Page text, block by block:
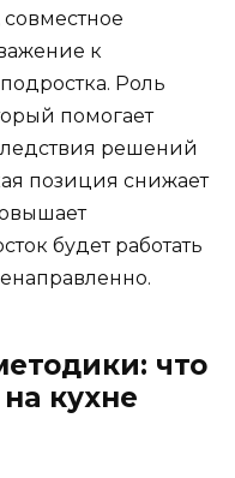
к
Роль
помогает
решений
позиция снижает
будет работать
что
кухне